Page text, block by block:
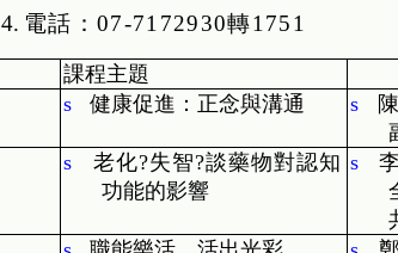
4. 電話： 07-7172930轉1751
課程主題
s 健康促進：正念與溝通 s
s 老化?失智?談藥物對認知
功能的影響
s